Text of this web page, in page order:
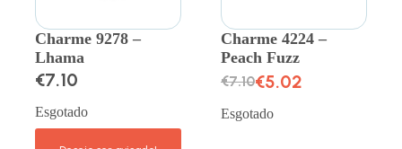
Charme 9278 –
Lhama
€7.10
Esgotado
Charme 4224 –
Peach Fuzz
€7.10€5.02
Esgotado